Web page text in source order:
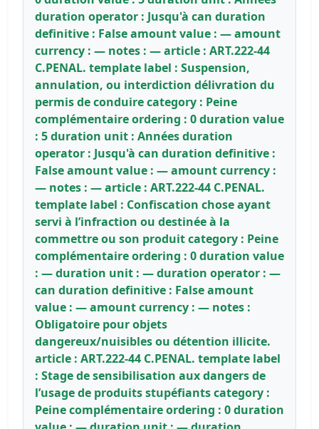
duration operator : Jusqu'à can duration
definitive : False amount value : — amount
currency : — notes : — article : ART.222-44
C.PENAL. template label : Suspension,
annulation, ou interdiction délivration du
permis de conduire category : Peine
complémentaire ordering : 0 duration value
: 5 duration unit : Années duration
operator : Jusqu'à can duration definitive :
False amount value : — amount currency :
— notes : — article : ART.222-44 C.PENAL.
template label : Confiscation chose ayant
servi à l’infraction ou destinée à la
commettre ou son produit category : Peine
complémentaire ordering : 0 duration value
: — duration unit : — duration operator : —
can duration definitive : False amount
value : — amount currency : — notes :
Obligatoire pour objets
dangereux/nuisibles ou détention illicite.
article : ART.222-44 C.PENAL. template label
: Stage de sensibilisation aux dangers de
l’usage de produits stupéfiants category :
Peine complémentaire ordering : 0 duration